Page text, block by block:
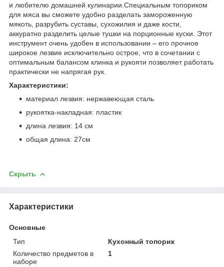
и любителю домашней кулинарии.Специальным топориком
для мяса вы сможете удобно разделать замороженную
мякоть, разрубить суставы, сухожилия и даже кости,
аккуратно разделить целые тушки на порционные куски. Этот
инструмент очень удобен в использовании – его прочное
широкое лезвие исключительно острое, что в сочетании с
оптимальным балансом клинка и рукояти позволяет работать
практически не напрягая рук.
Характеристики:
материал лезвия: нержавеющая сталь
рукоятка-накладная: пластик
длина лезвия: 14 см
общая длина: 27см
Скрыть
Характеристики
Основные
Тип
Кухонный топорик
Количество предметов в
наборе
1